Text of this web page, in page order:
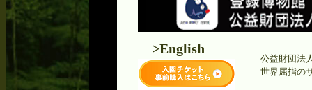
公益財団法
世界屈指の
>English